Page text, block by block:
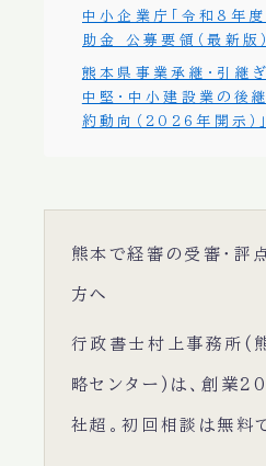
中小企業庁「令和8年
助金 公募要領（最新版）
熊本県事業承継・引継
中堅・中小建設業の後
約動向（2026年開示）」
熊本で経審の受審・評
方へ
行政書士村上事務所(
略センター)は、創業
社超。初回相談は無料で